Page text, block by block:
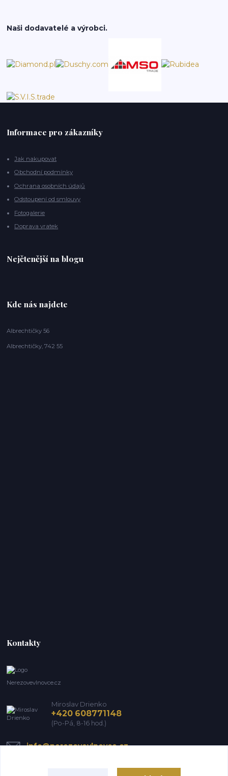
Naši dodavatelé a výrobci.
Informace pro zákazníky
Jak nakupovat
Obchodní podmínky
Ochrana osobních údajů
Odstoupení od smlouvy
Fotogalerie
Doprava vratek
Nejčtenější na blogu
Kde nás najdete
Albrechtičky 56
Albrechtičky, 742 55
Kontakty
Nerezovevlnovce.cz
Miroslav Drienko
+420 608771148
(Po-Pá, 8-16 hod.)
info@nerezovevlnovce.cz